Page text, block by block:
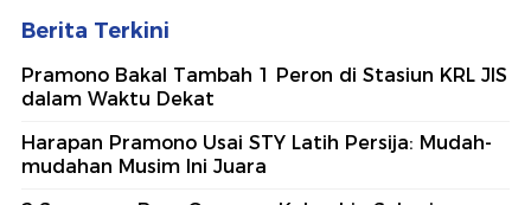
Berita Terkini
Pramono Bakal Tambah 1 Peron di Stasiun KRL JIS
dalam Waktu Dekat
Harapan Pramono Usai STY Latih Persija: Mudah-
mudahan Musim Ini Juara